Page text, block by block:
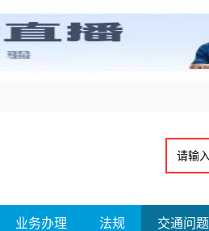
业务办理 法规 交通问题